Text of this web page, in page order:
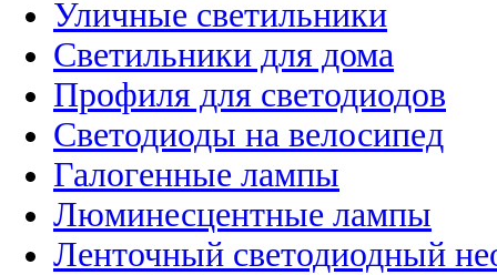
Уличные светильники
Светильники для дома
Профиля для светодиодов
Светодиоды на велосипед
Галогенные лампы
Люминесцентные лампы
Ленточный светодиодный